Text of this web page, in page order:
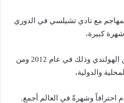
مع نادي تشيلسي في الدوري
كبيرة،
بدأ لعب الكرة مع نادي هيرنفين الهولندي وذلك في عام 2012 ومن
والدولية،
احترافاً وشهرةً في العالم أجمع.